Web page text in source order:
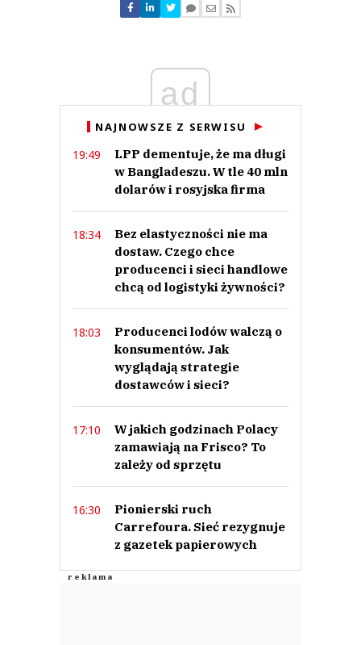
Nie znaleziono komentarzy
Zostaw swoje komentarze
Anuluj
ad
NAJNOWSZE Z SERWISU
19:49
LPP dementuje, że ma długi
w Bangladeszu. W tle 40 mln
dolarów i rosyjska firma
18:34
Bez elastyczności nie ma
dostaw. Czego chce
producenci i sieci handlowe
chcą od logistyki żywności?
18:03
Producenci lodów walczą o
konsumentów. Jak
wyglądają strategie
dostawców i sieci?
17:10
W jakich godzinach Polacy
zamawiają na Frisco? To
zależy od sprzętu
16:30
Pionierski ruch
Carrefoura. Sieć rezygnuje
z gazetek papierowych